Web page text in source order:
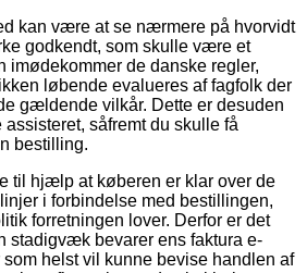
kan være at se nærmere på hvorvidt
godkendt, som skulle være et
imødekommer de danske regler,
løbende evalueres af fagfolk der
gældende vilkår. Dette er desuden
såfremt du skulle få
bestilling.
til hjælp at køberen er klar over de
i forbindelse med bestillingen,
forretningen lover. Derfor er det
stadigvæk bevarer ens faktura e-
helst vil kunne bevise handlen af